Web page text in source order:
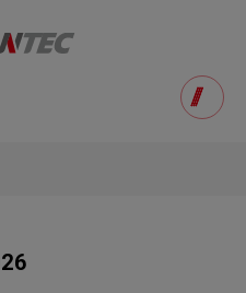
填寫以下表單，我們誠摯